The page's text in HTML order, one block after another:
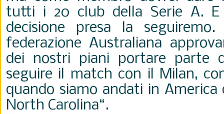
tutti i 20 club della Serie A. E
decisione presa la
federazione Australiana
dei nostri piani portare parte
seguire il match con il Milan,
quando siamo andati in
North Carolina“.